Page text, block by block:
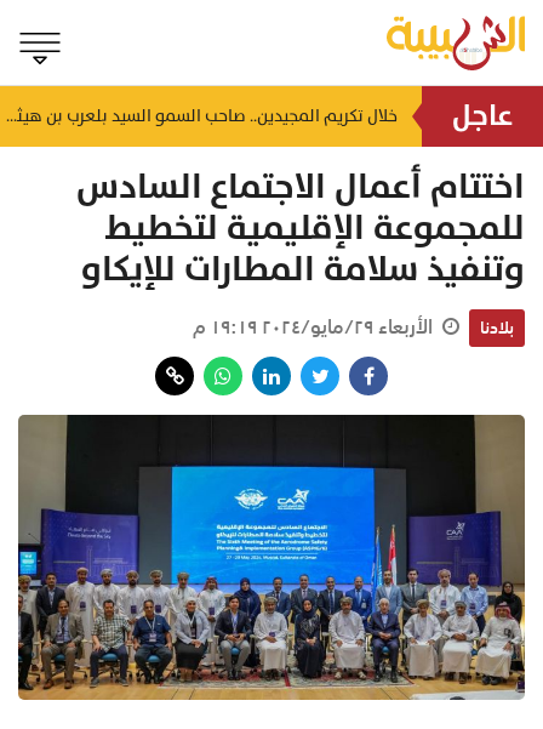
عاجل منذ ٥٢ دقيقة خلال تكريم المجيدين.. صاحب السمو السيد بلعرب بن هيثم يدعو الطلبة لتمثيل عمان بأخلاقهم وثباتهم على القيم
اختتام أعمال الاجتماع السادس
للمجموعة الإقليمية لتخطيط
وتنفيذ سلامة المطارات للإيكاو
بلادنا الأربعاء ٢٩/مايو/٢٠٢٤ ١٩:١٩ م